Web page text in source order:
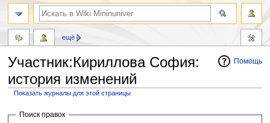
Помощь
Участник:Кириллова София:
история изменений
Показать журналы для этой страницы
Перейти
Перейти
Поиск правок
ещё